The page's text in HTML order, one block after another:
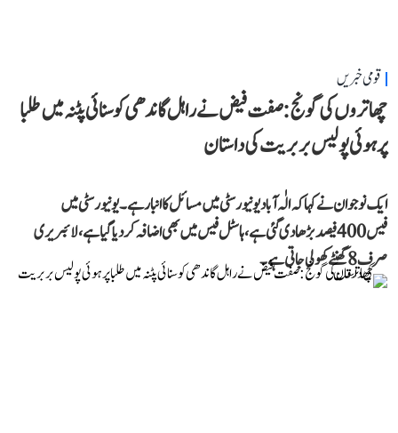
قومی خبریں
چھاتروں کی گونج: صفت فیض نے راہل گاندھی کو سنائی پٹنہ میں طلبا
پر ہوئی پولیس بربریت کی داستان
ایک نوجوان نے کہا کہ الٰہ آباد یونیورسٹی میں مسائل کا انبار ہے۔ یونیورسٹی میں
فیس 400 فیصد بڑھا دی گئی ہے، ہاسٹل فیس میں بھی اضافہ کر دیا گیا ہے، لائبریری
صرف 8 گھنٹے کھولی جاتی ہے۔